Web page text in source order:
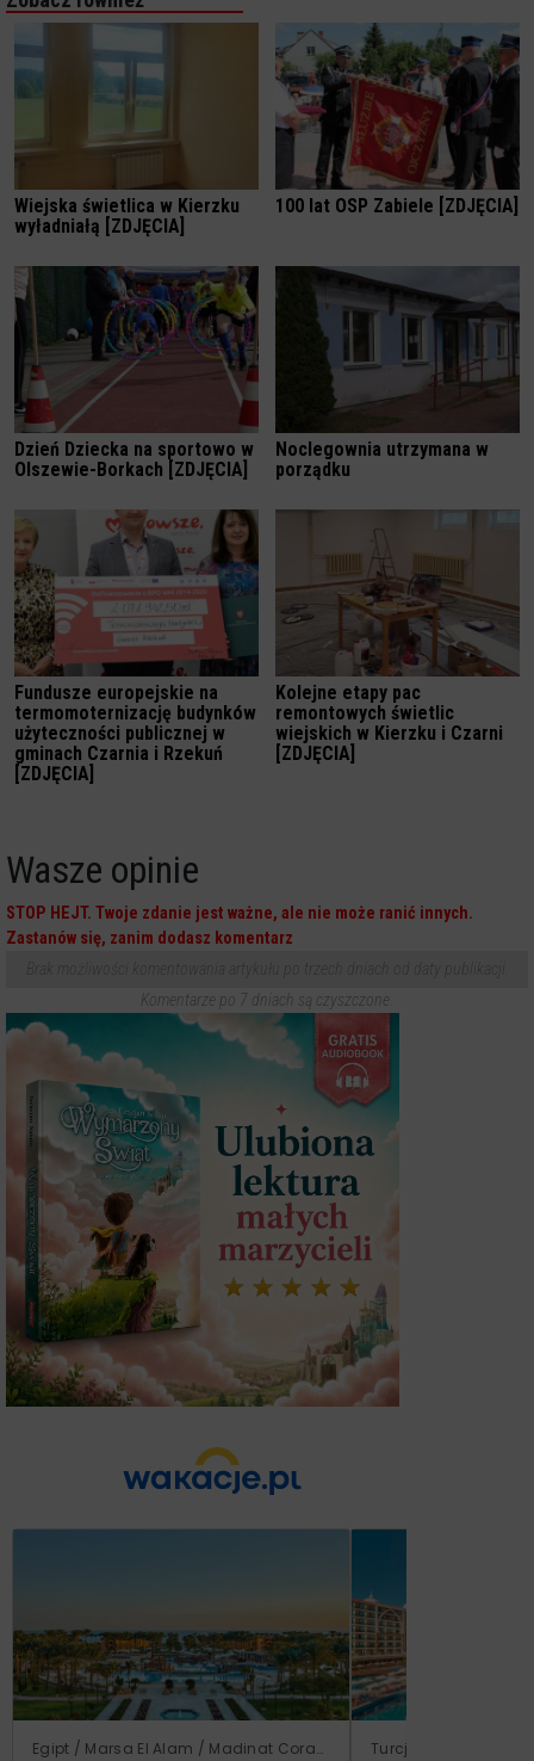
Wiejska świetlica w Kierzku
wyładniałą [ZDJĘCIA]
100 lat OSP Zabiele [ZDJĘCIA]
Dzień Dziecka na sportowo w
Olszewie-Borkach [ZDJĘCIA]
Noclegownia utrzymana w
porządku
Fundusze europejskie na
termomoternizację budynków
użyteczności publicznej w
gminach Czarnia i Rzekuń
[ZDJĘCIA]
Kolejne etapy pac
remontowych świetlic
wiejskich w Kierzku i Czarni
[ZDJĘCIA]
Wasze opinie
STOP HEJT. Twoje zdanie jest ważne, ale nie może ranić innych.
Zastanów się, zanim dodasz komentarz
Komentarze po 7 dniach są czyszczone.
Egipt / Marsa El Alam / Madinat Coraya Turcja / Riwiera